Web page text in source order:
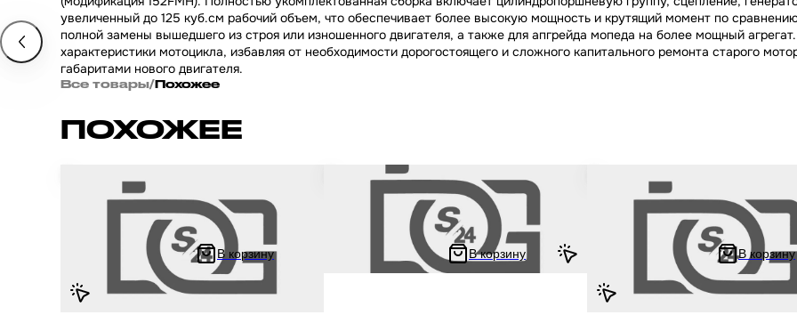
увеличенный до 125 куб.см рабочий объем, что обеспечивает более высокую мощность и крутящий момент по
полной замены вышедшего из строя или изношенного двигателя, а также для апгрейда мопеда на более мощный
характеристики мотоцикла, избавляя от необходимости дорогостоящего и сложного капитального ремонта старого
габаритами нового двигателя.
Все товары/Похожее
ПОХОЖЕЕ
Крепление фары на мопед и мотоцикл
Alpha Delta / Альфа Орион Дельта с
двигателем 139FMB 147FMH 152FMH 50 -
125 кубов хром "LIPAI"
1 083.33 ₽ В корзину
Сальники вилки на мопед и мотоцикл Alpha
Delta / Альфа Орион Дельта с двигателем
139FMB 147FMH 152FMH 50 - 125 кубов 25-
35-10.5 2шт "LIPAI"
205.56 ₽411.11 ₽ В корзину
Крепление дуги комплект на мопед
мотоцикл Alpha Delta / Альфа
Дельта с двигателем 139FMB
152FMH 50 - 125 кубов "LIPAI"
1 161.11 ₽ В корзину